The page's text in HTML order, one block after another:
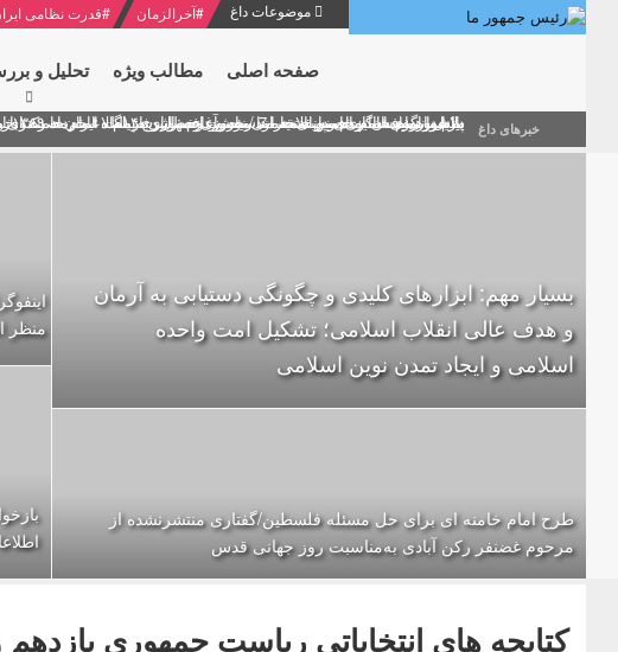
موضوعات داغ #آخرالزمان #قدرت نظامی
صفحه اصلی مطالب ویژه تحلیل و
خبرهای داغ منشور گفتمان امام و انقلاب - 7 /بخش دوم : شرح پیام ۱۰ خرداد ۱۳۶۹ امام خامنه ای/ فصل پنجم: حفظ عزّت و کرامت انقلابی
بازخوانی افشاگری سپهبد محمود منصور افسر ارشد اطلاعات مصر درباره
دلایل اهمیت سیزدهمین انتخابات ریاست جمهوری از نگاه امام خامنه ای
بیانات امام خامنه ای در سخنرانی نوروزی خطاب به ملت ایران + نکته
پیام نوروزی امام خامنه ای به مناسبت آغاز سال ۱۴۰۰
بسیار مهم: ابزارهای کلیدی و چگونگی دستیابی به آرمان
و هدف عالی انقلاب اسلامی؛ تشکیل امت واحده‌
اسلامی و ایجاد تمدن نوین اسلامی
طرح امام خامنه ای برای حل مسئله‌ فلسطین/گفتاری منتشرنشده از
مرحوم غضنفر رکن آبادی به‌مناسبت روز جهانی قدس
منظر
کتابچه های انتخاباتی ریاست جمهوری